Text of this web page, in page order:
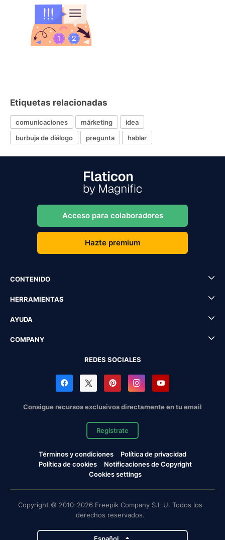
Etiquetas relacionadas
comunicaciones márketing
idea
burbuja de diálogo
pregunta hablar
Acceso para colaboradores
Hazte premium
CONTENIDO
HERRAMIENTAS
AYUDA
COMPANY
REDES SOCIALES
Consigue recursos exclusivos directamente en tu email
Regístrate
Términos y condiciones
Política de privacidad
Política de cookies
Notificaciones de Copyright
Cookies settings
Copyright © 2010-2026 Freepik Company S.L.U. Todos los
derechos reservados.